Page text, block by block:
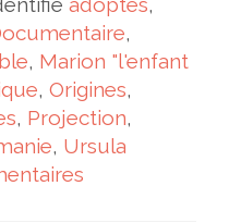
,
, Marion "l'enfant
, Origines,
, Projection,
, Ursula